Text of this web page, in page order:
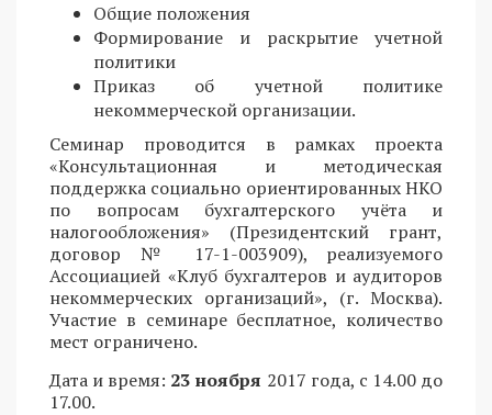
Общие положения
Формирование и раскрытие учетной
политики
Приказ об учетной политике
некоммерческой организации.
Семинар проводится в рамках проекта
«Консультационная и методическая
поддержка социально ориентированных НКО
по вопросам бухгалтерского учёта и
налогообложения» (Президентский грант,
договор № 17-1-003909), реализуемого
Ассоциацией «Клуб бухгалтеров и аудиторов
некоммерческих организаций», (г. Москва).
Участие в семинаре бесплатное, количество
мест ограничено.
Дата и время: 23 ноября 2017 года, с 14.00 до
17.00.